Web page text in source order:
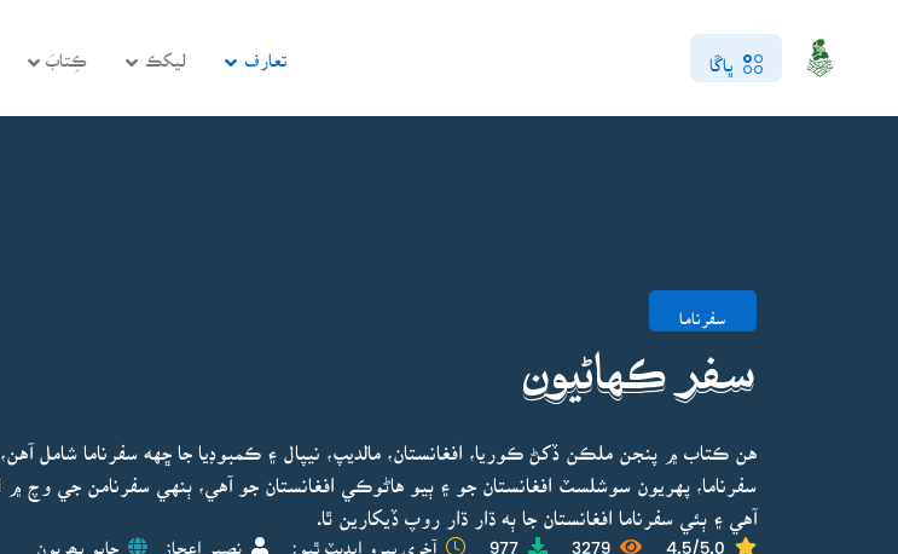
ڀاڱا تعارف ليکڪ ڪِتابَ
سفرناما
سفر ڪهاڻيون
هن ڪتاب ۾ پنجن ملڪن ڏکڻ ڪوريا، افغانستان، مالديپ، نيپال ۽ ڪمبوڊيا جا ڇهه سفرناما شامل آهن،
آهي ۽ ٻئي سفرناما افغانستان جا ٻه ڌار ڌار روپ ڏيکارين ٿا.
4.5/5.0
3279
977 آخري ڀيرو اپڊيٽ ٿيو: نصير اعجاز ڇاپو پھريون